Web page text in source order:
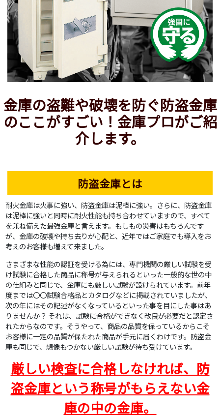
金庫の盗難や破壊を防ぐ防盗金庫
のここがすごい！金庫プロがご紹
介します。
防盗金庫とは
耐火金庫は火事に強い、防盗金庫は泥棒に強い。さらに、防盗金庫
は泥棒に強いと同時に耐火性能も持ち合わせていますので、すべて
を兼ね備えた最強金庫と言えます。もしもの災害はもちろんです
が、金庫の破壊や持ち去りが心配と、近年ではご家庭でも導入をお
考えのお客様も増えて来ました。
さまざまな性能の認証を受ける為には、専門機関の厳しい試験を受
け試験に合格した商品に称号が与えられるといった一般的な世の中
の仕組みと同じで、金庫にも厳しい試験が設けられています。前年
度までは〇〇試験合格品とカタログなどに掲載されていましたが、
次の年にはその記述がなくなっているといった事を目にした事はあ
りませんか？ それは、試験に合格ができなく改良が必要だと認定さ
れたからなのです。そうやって、商品の品質を保っているからこそ
お客様に一定の品質が保たれた商品が手元に届くわけです。防盗金
庫も同じで、想像もつかない厳しい試験が待ち受けています。
厳しい検査に合格しなければ、防
盗金庫という称号がもらえない金
庫の中の金庫。